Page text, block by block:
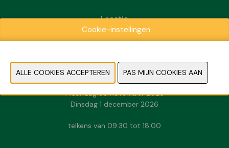
Locatie
Kortrijk Xpo
Doorniksesteenweg 216
Data & Openingsuren
Zondag 29 november 2026
Maandag 30 november 2026
Dinsdag 1 december 2026
telkens van 09:30 tot 18:00
Cookie-instellingen